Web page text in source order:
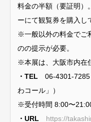
料金の半額（要証明）
ーにて観覧券を購入し
※一般以外の料金でご
のの提示が必要。
※本展は、大阪市内在
・TEL 06-4301-7285
わコール」）
※受付時間 8:00〜
・URL
https://